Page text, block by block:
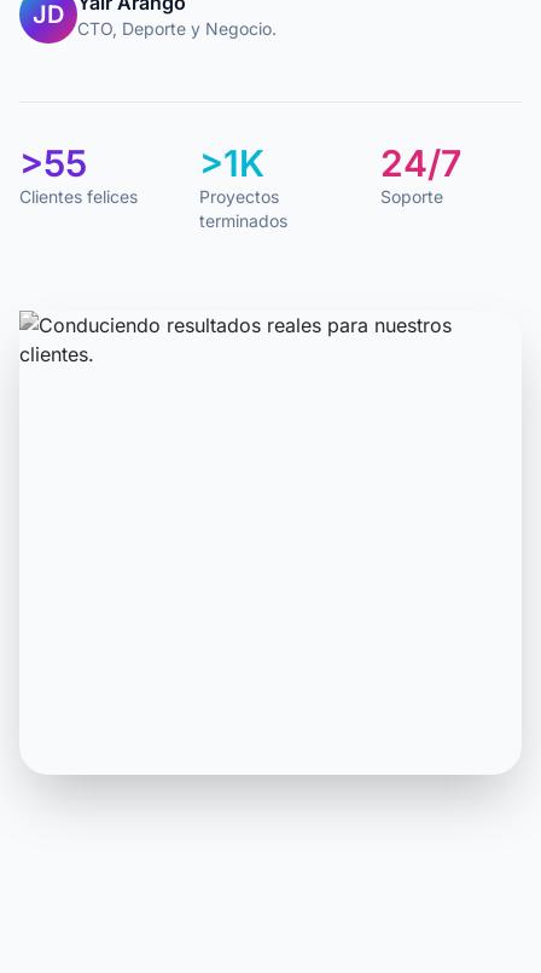
JD CTO, Deporte y Negocio.
>55
Clientes felices
>1K
Proyectos
terminados
24/7
Soporte